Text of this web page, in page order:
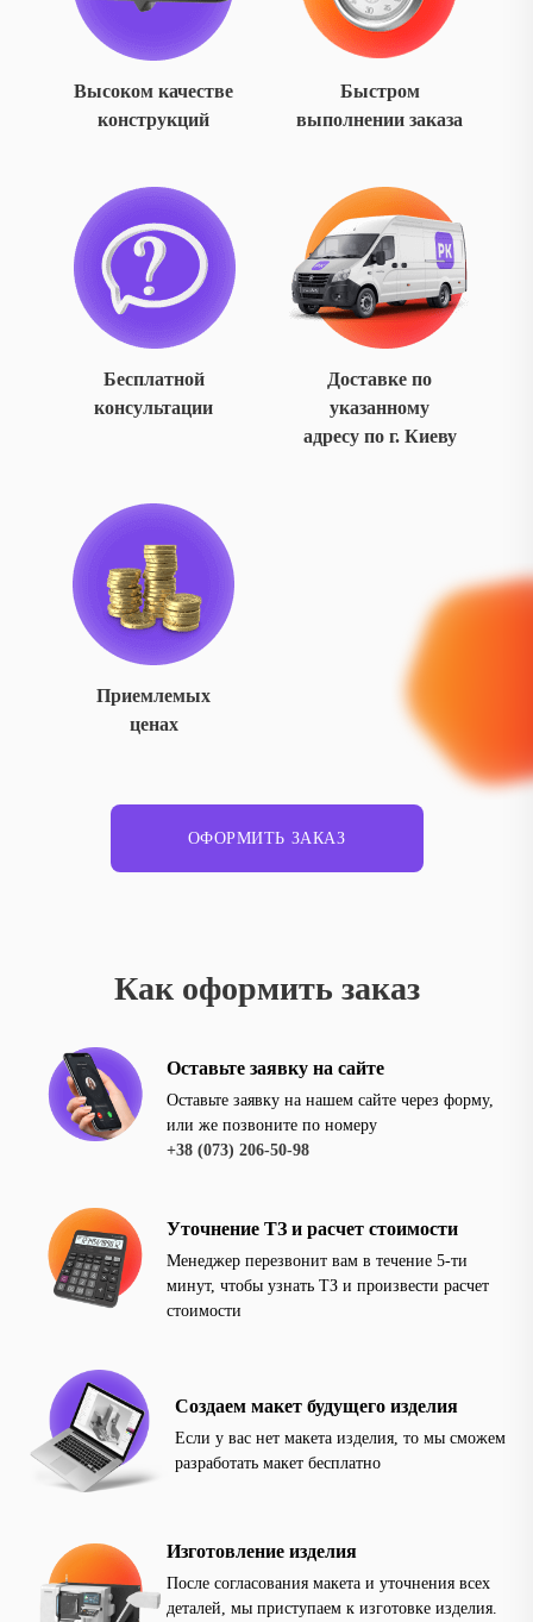
Высоком качестве
конструкций
Быстром
выполнении заказа
Бесплатной
консультации
Доставке по
указанному
адресу по г. Киеву
Приемлемых
ценах
ОФОРМИТЬ ЗАКАЗ
Как оформить заказ
Оставьте заявку на сайте
Оставьте заявку на нашем сайте через форму,
или же позвоните по номеру
+38 (073) 206-50-98
Уточнение ТЗ и расчет стоимости
Менеджер перезвонит вам в течение 5-ти
минут, чтобы узнать ТЗ и произвести расчет
стоимости
Создаем макет будущего изделия
Если у вас нет макета изделия, то мы сможем
разработать макет бесплатно
Изготовление изделия
После согласования макета и уточнения всех
деталей, мы приступаем к изготовке изделия.